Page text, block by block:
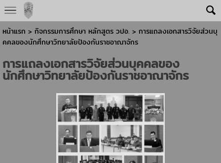
หน้าแรก > กิจกรรมการศึกษา หลักสูตร วปอ. > การแถลงเอกสารวิจัยส่วนบุ
คคลของนักศึกษาวิทยาลัยป้องกันราชอาณาจักร
การแถลงเอกสารวิจัยส่วนบุคคลของ
นักศึกษาวิทยาลัยป้องกันราชอาณาจักร